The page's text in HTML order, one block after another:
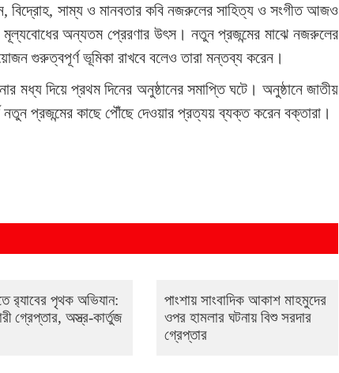
বিদ্রোহ, সাম্য ও মানবতার কবি নজরুলের সাহিত্য ও সংগীত আজও
মূল্যবোধের অন্যতম প্রেরণার উৎস। নতুন প্রজন্মের মাঝে নজরুলের
গুরুত্বপূর্ণ ভূমিকা রাখবে বলেও তারা মন্তব্য করেন।
দিয়ে প্রথম দিনের অনুষ্ঠানের সমাপ্তি ঘটে। অনুষ্ঠানে জাতীয়
নতুন প্রজন্মের কাছে পৌঁছে দেওয়ার প্রত্যয় ব্যক্ত করেন বক্তারা।
র‌্যাবের পৃথক অভিযান:
গ্রেপ্তার, অস্ত্র-কার্তুজ
পাংশায় সাংবাদিক আকাশ মাহমুদের
ওপর হামলার ঘটনায় বিশু সরদার
গ্রেপ্তার